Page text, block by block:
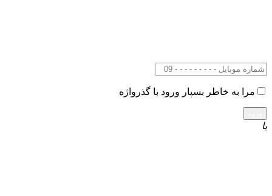
مرا به خاطر بسپار ورود با گذرواژه
یا